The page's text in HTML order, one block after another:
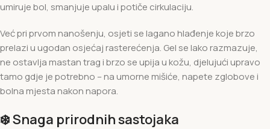
umiruje bol, smanjuje upalu i potiče cirkulaciju.
Već pri prvom nanošenju, osjeti se lagano hlađenje koje brzo
prelazi u ugodan osjećaj rasterećenja. Gel se lako razmazuje,
ne ostavlja mastan trag i brzo se upija u kožu, djelujući upravo
tamo gdje je potrebno – na umorne mišiće, napete zglobove i
bolna mjesta nakon napora.
❄️Snaga prirodnih sastojaka